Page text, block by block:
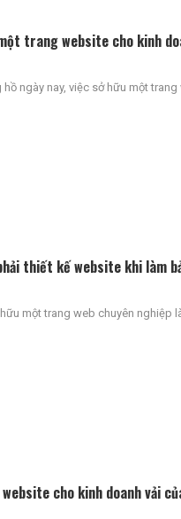
trang website cho kinh
ngày nay, việc sở hữu một
thiết kế website khi làm
một trang web chuyên nghiệp
cho kinh doanh vải